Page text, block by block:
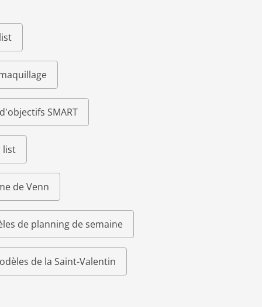
SMART
list
de Venn
de planning de semaine
de la Saint-Valentin